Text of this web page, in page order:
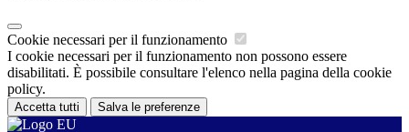
Cookie necessari per il funzionamento
I cookie necessari per il funzionamento non possono essere
disabilitati. È possibile consultare l'elenco nella pagina della cookie
policy.
Accetta tutti Salva le preferenze